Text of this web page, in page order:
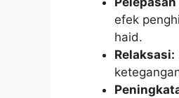
efek
haid.
Relaksasi: